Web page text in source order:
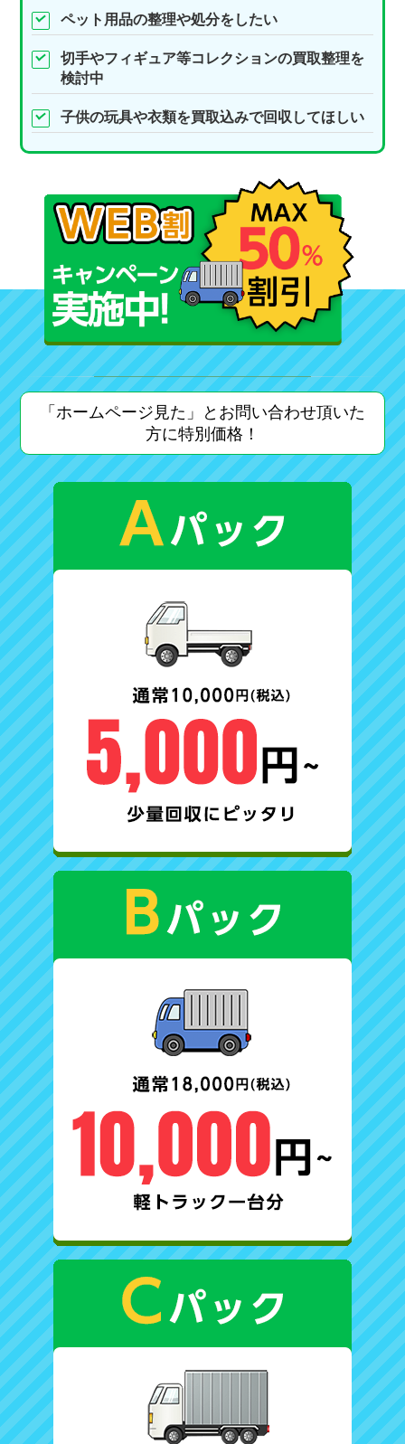
ペット用品の整理や処分をしたい
切手やフィギュア等コレクションの買取整理を
検討中
子供の玩具や衣類を買取込みで回収してほしい
「ホームページ見た」とお問い合わせ頂いた
方に特別価格！